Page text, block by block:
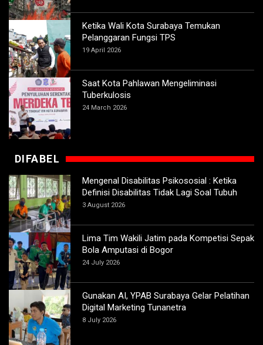
Ketika Wali Kota Surabaya Temukan
Pelanggaran Fungsi TPS
19 April 2026
Saat Kota Pahlawan Mengeliminasi
Tuberkulosis
24 March 2026
DIFABEL
Mengenal Disabilitas Psikososial : Ketika
Definisi Disabilitas Tidak Lagi Soal Tubuh
3 August 2026
Lima Tim Wakili Jatim pada Kompetisi Sepak
Bola Amputasi di Bogor
24 July 2026
Gunakan AI, YPAB Surabaya Gelar Pelatihan
Digital Marketing Tunanetra
8 July 2026